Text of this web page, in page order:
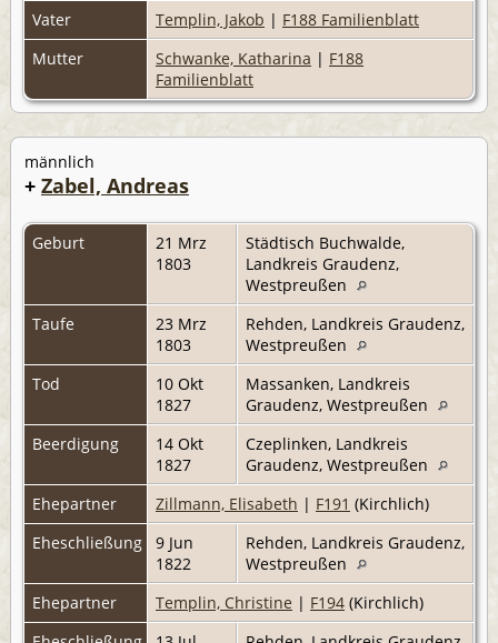
Vater
Templin, Jakob | F188 Familienblatt
Mutter
Schwanke, Katharina | F188
Familienblatt
männlich
+ Zabel, Andreas
Geburt
21 Mrz
1803
Städtisch Buchwalde,
Landkreis Graudenz,
Westpreußen
Taufe
23 Mrz
1803
Rehden, Landkreis Graudenz,
Westpreußen
Tod
10 Okt
1827
Massanken, Landkreis
Graudenz, Westpreußen
Beerdigung
14 Okt
1827
Czeplinken, Landkreis
Graudenz, Westpreußen
Ehepartner
Zillmann, Elisabeth | F191 (Kirchlich)
Eheschließung
9 Jun
1822
Rehden, Landkreis Graudenz,
Westpreußen
Ehepartner
Templin, Christine | F194 (Kirchlich)